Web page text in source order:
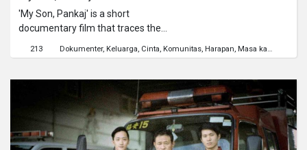
'My Son, Pankaj' is a short
documentary film that traces the
child. It talks of the extraordinary
they share and aspires to tell a true
tale of courage, faith and extreme
hope. While the film is dedicated to
the indomitable spirit of women in all
their avatars - for their love and
213 Dokumenter Keluarga Cinta Komunitas Harapan Masa kanak-kanak